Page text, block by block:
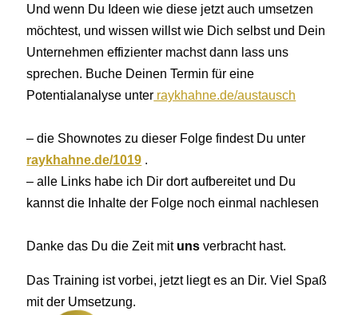
Und wenn Du Ideen wie diese jetzt auch umsetzen
möchtest, und wissen willst wie Dich selbst und Dein
Unternehmen effizienter machst dann lass uns
sprechen. Buche Deinen Termin für eine
Potentialanalyse unter raykhahne.de/austausch
– die Shownotes zu dieser Folge findest Du unter
raykhahne.de/1019 .
– alle Links habe ich Dir dort aufbereitet und Du
kannst die Inhalte der Folge noch einmal nachlesen
Danke das Du die Zeit mit uns verbracht hast.
Das Training ist vorbei, jetzt liegt es an Dir. Viel Spaß
mit der Umsetzung.